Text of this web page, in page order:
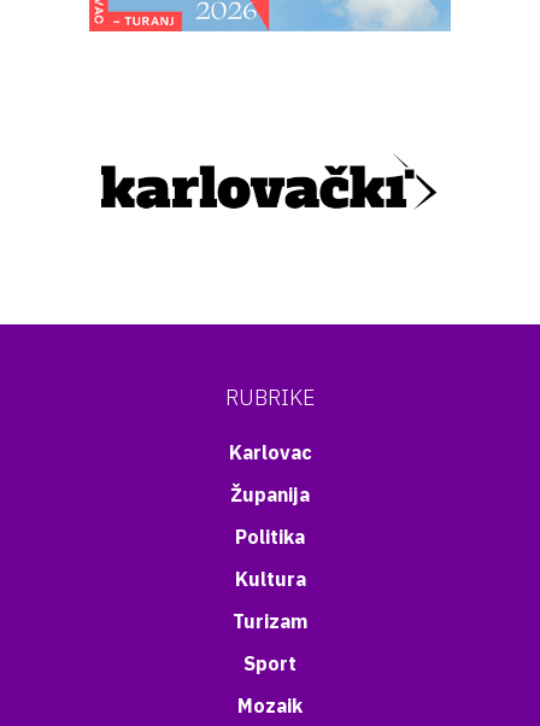
RUBRIKE
Karlovac
Županija
Politika
Kultura
Turizam
Sport
Mozaik